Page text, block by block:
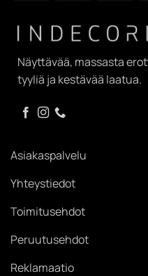
Näyttävää, massasta
tyyliä ja kestävää laatua.
Asiakaspalvelu
Yhteystiedot
Toimitusehdot
Peruutusehdot
Reklamaatio